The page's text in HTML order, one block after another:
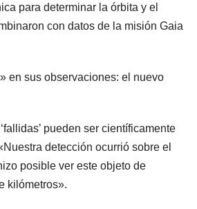
para determinar la órbita y el
con datos de la misión Gaia
en sus observaciones: el nuevo
pueden ser científicamente
detección ocurrió sobre el
posible ver este objeto de
kilómetros».